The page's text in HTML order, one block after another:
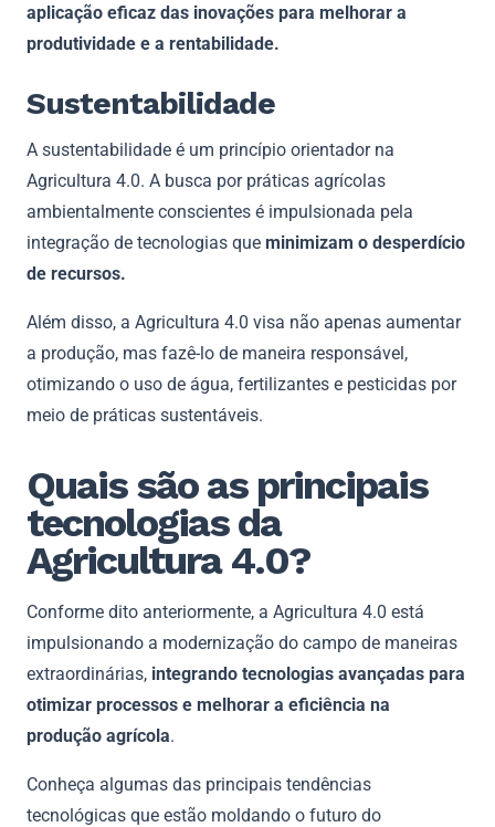
aplicação eficaz das inovações para melhorar a
produtividade e a rentabilidade.
Sustentabilidade
A sustentabilidade é um princípio orientador na
Agricultura 4.0. A busca por práticas agrícolas
ambientalmente conscientes é impulsionada pela
integração de tecnologias que minimizam o desperdício
de recursos.
Além disso, a Agricultura 4.0 visa não apenas aumentar
a produção, mas fazê-lo de maneira responsável,
otimizando o uso de água, fertilizantes e pesticidas por
meio de práticas sustentáveis.
Quais são as principais
tecnologias da
Agricultura 4.0?
Conforme dito anteriormente, a Agricultura 4.0 está
impulsionando a modernização do campo de maneiras
extraordinárias, integrando tecnologias avançadas para
otimizar processos e melhorar a eficiência na
produção agrícola.
Conheça algumas das principais tendências
tecnológicas que estão moldando o futuro do